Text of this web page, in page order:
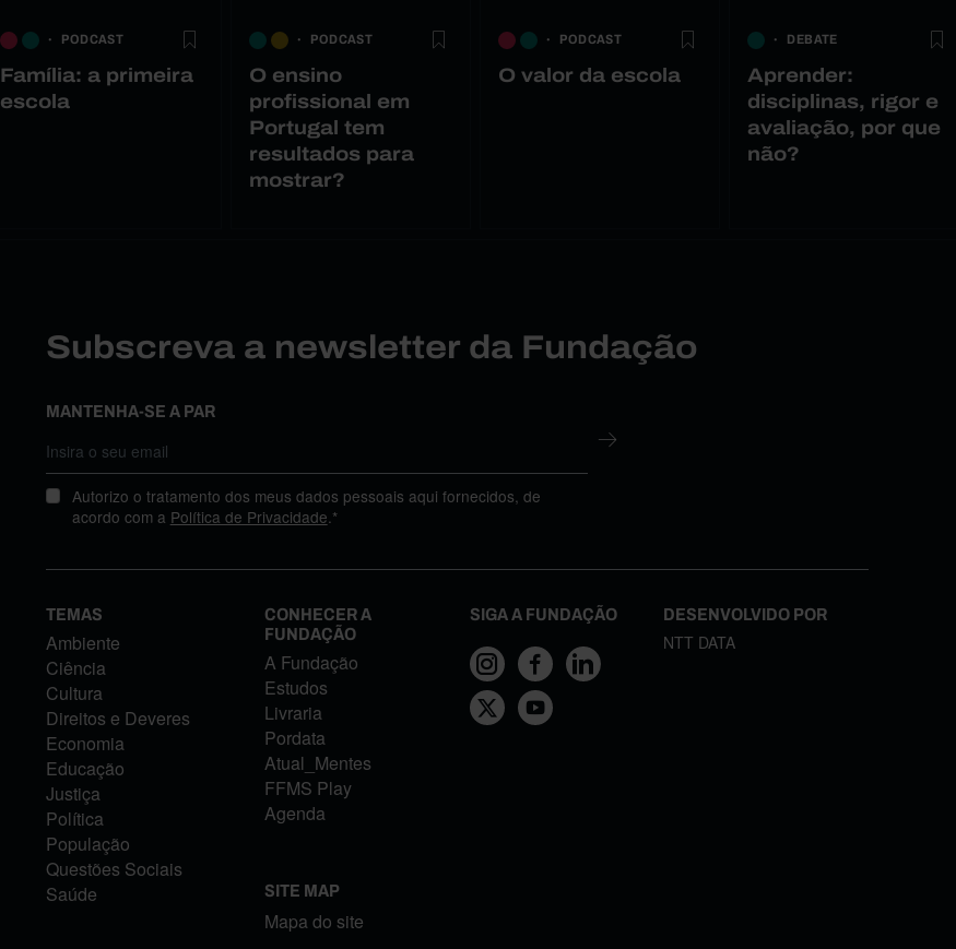
PODCAST
Família: a primeira
escola
PODCAST
O ensino
profissional em
Portugal tem
resultados para
mostrar?
PODCAST
O valor da escola
DEBATE
Aprender:
disciplinas, rigor e
avaliação, por que
não?
Subscreva a newsletter da Fundação
MANTENHA-SE A PAR
Autorizo o tratamento dos meus dados pessoais aqui fornecidos, de
acordo com a Política de Privacidade .*
TEMAS
Ambiente
Ciência
Cultura
Direitos e Deveres
Economia
Educação
Justiça
Política
População
Questões Sociais
Saúde
CONHECER A
FUNDAÇÃO
A Fundação
Estudos
Livraria
Pordata
Atual_Mentes
FFMS Play
Agenda
SITE MAP
Mapa do site
SIGA A FUNDAÇÃO DESENVOLVIDO POR
NTT DATA